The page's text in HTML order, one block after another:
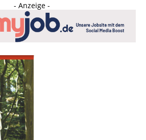
- Anzeige -